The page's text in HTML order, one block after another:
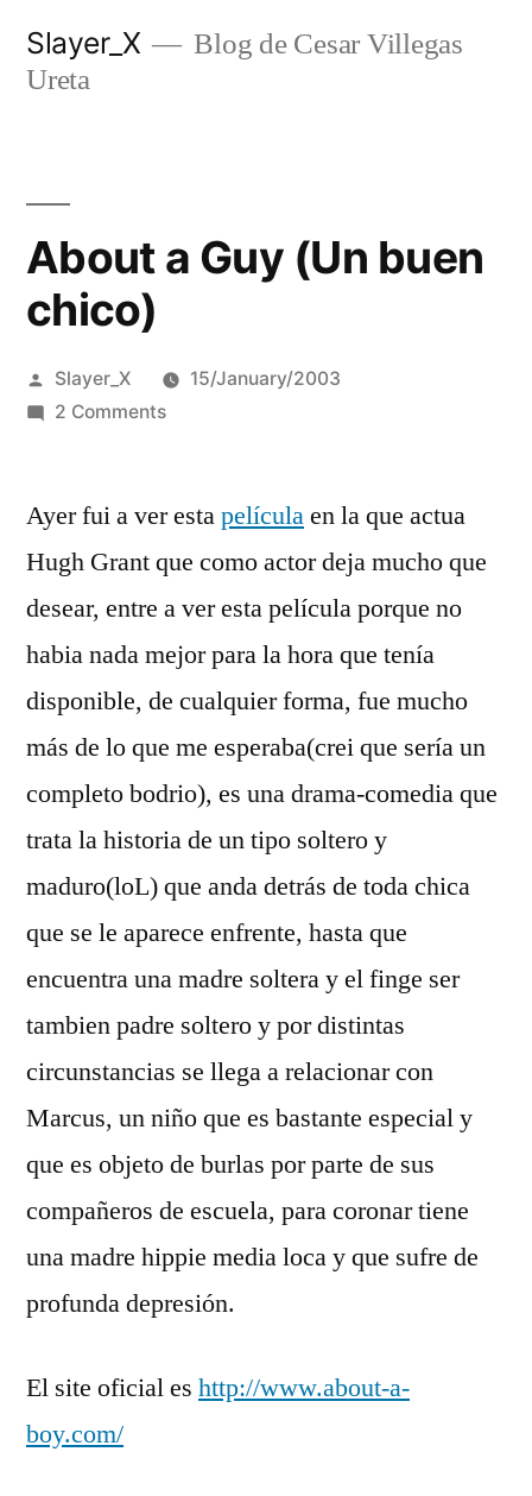
Slayer_X
Blog de Cesar Villegas
Ureta
About a Guy (Un buen
chico)
Posted
by
Slayer_X
15/January/2003
2 Commentson
Guy
buen
chico)
Ayer fui a ver estapelí­culaen la que actua
Hugh Grant que como actor deja mucho que
desear, entre a ver esta pelí­cula porque no
habia nada mejor para la hora que tení­a
disponible, de cualquier forma, fue mucho
más de lo que me esperaba(crei que serí­a un
completo bodrio), es una drama-comedia que
trata la historia de un tipo soltero y
maduro(loL) que anda detrás de toda chica
que se le aparece enfrente, hasta que
encuentra una madre soltera y el finge ser
tambien padre soltero y por distintas
circunstancias se llega a relacionar con
Marcus, un niño que es bastante especial y
que es objeto de burlas por parte de sus
compañeros de escuela, para coronar tiene
una madre hippie media loca y que sufre de
profunda depresión.
El site oficial es http://www.about-a-
boy.com/